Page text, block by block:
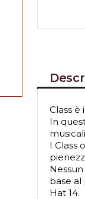
Class
In
I Class
base al
Hat 14.